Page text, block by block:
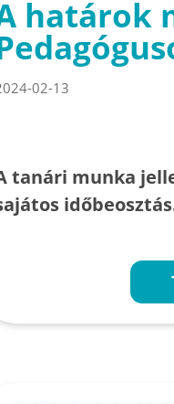
határok
02-13
tanári munka